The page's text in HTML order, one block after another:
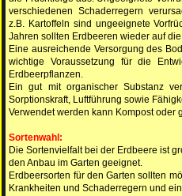
verschiedenen Schaderregern
z.B. Kartoffeln sind ungeeignete
Jahren sollten Erdbeeren wieder auf
Eine ausreichende Versorgung des
wichtige Voraussetzung für die
Erdbeerpflanzen.
Ein gut mit organischer Substanz
Sorptionskraft, Luftführung sowie
Verwendet werden kann Kompost oder
Sortenwahl:
Die Sortenvielfalt bei der Erdbeere ist
den Anbau im Garten geeignet.
Erdbeersorten für den Garten sollten
Krankheiten und Schaderregern und